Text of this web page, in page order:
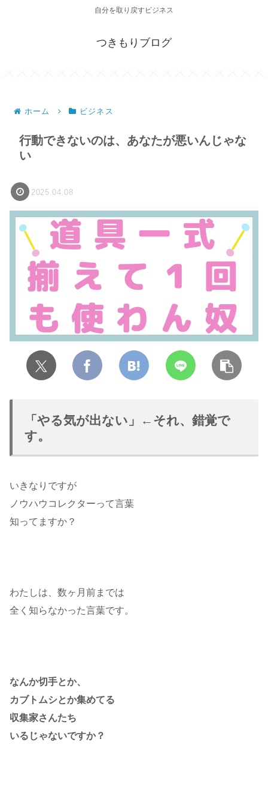
自分を取り戻すビジネス
つきもりブログ
ホーム ビジネス
行動できないのは、あなたが悪いんじゃな
い
2025.04.08
「やる気が出ない」←それ、錯覚で
す。
いきなりですが
ノウハウコレクターって言葉
知ってますか？
わたしは、数ヶ月前までは
全く知らなかった言葉です。
なんか切手とか、
カブトムシとか集めてる
収集家さんたち
いるじゃないですか？